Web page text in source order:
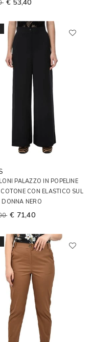
€ 53,40
PALAZZO IN POPELINE
CON ELASTICO SUL
DONNA NERO
€ 71,40